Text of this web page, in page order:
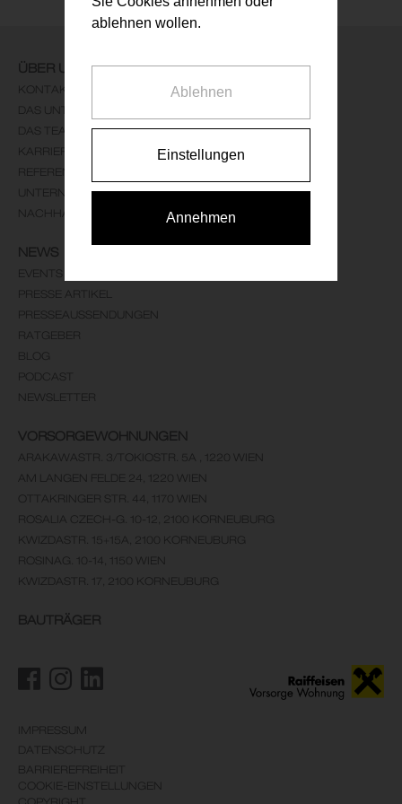
ÜBER UNS
KONTAKT
DAS UNTERNEHMEN
DAS TEAM
KARRIERE
REFERENZEN
UNTERNEHMENSLEITBILD
NACHHALTIGKEIT
NEWS
EVENTS
PRESSE ARTIKEL
PRESSEAUSSENDUNGEN
RATGEBER
BLOG
PODCAST
NEWSLETTER
VORSORGEWOHNUNGEN
ARAKAWASTR. 3/TOKIOSTR. 5A , 1220 WIEN
AM LANGEN FELDE 24, 1220 WIEN
OTTAKRINGER STR. 44, 1170 WIEN
ROSALIA CZECH-G. 10-12, 2100 KORNEUBURG
KWIZDASTR. 15+15A, 2100 KORNEUBURG
ROSINAG. 10-14, 1150 WIEN
KWIZDASTR. 17, 2100 KORNEUBURG
BAUTRÄGER
IMPRESSUM
DATENSCHUTZ
BARRIEREFREIHEIT
COOKIE-EINSTELLUNGEN
ablehnen wollen.
Ablehnen
Einstellungen
Annehmen